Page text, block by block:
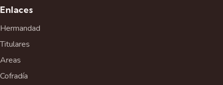
v
n
t
Enlaces
Hermandad
Titulares
Areas
Cofradía